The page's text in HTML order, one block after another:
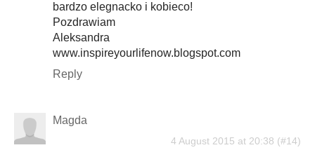
bardzo elegnacko i kobieco!
Pozdrawiam
Aleksandra
www.inspireyourlifenow.blogspot.com
Reply
Magda
4 August 2015 at 20:38